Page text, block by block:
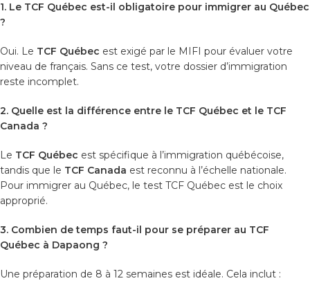
1. Le TCF Québec est-il obligatoire pour immigrer au Québec
?
Oui. Le TCF Québec est exigé par le MIFI pour évaluer votre
niveau de français. Sans ce test, votre dossier d’immigration
reste incomplet.
2. Quelle est la différence entre le TCF Québec et le TCF
Canada ?
Le TCF Québec est spécifique à l’immigration québécoise,
tandis que le TCF Canada est reconnu à l’échelle nationale.
Pour immigrer au Québec, le test TCF Québec est le choix
approprié.
3. Combien de temps faut-il pour se préparer au TCF
Québec à Dapaong ?
Une préparation de 8 à 12 semaines est idéale. Cela inclut :